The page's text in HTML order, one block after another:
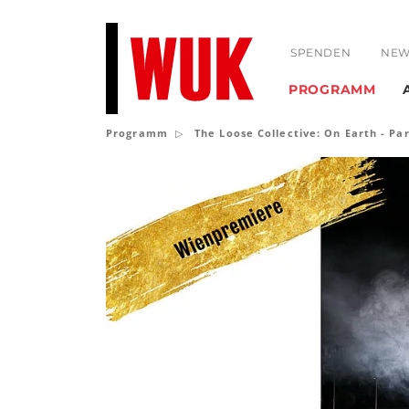
SPENDEN
PROGRAMM
Programm The Loose Collective: On Earth -